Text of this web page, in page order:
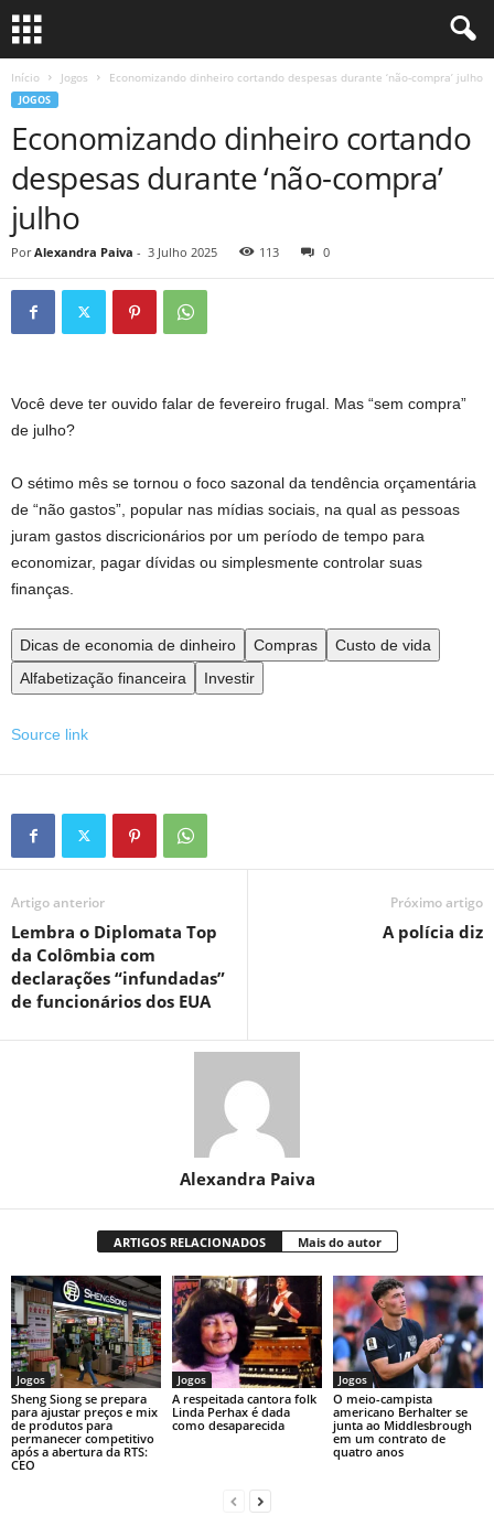
Início Jogos Economizando dinheiro cortando despesas durante ‘não-compra’ julho
JOGOS
Economizando dinheiro cortando
despesas durante ‘não-compra’
julho
Por Alexandra Paiva - 3 Julho 2025 113 0
Você deve ter ouvido falar de fevereiro frugal. Mas “sem compra”
de julho?
O sétimo mês se tornou o foco sazonal da tendência orçamentária
de “não gastos”, popular nas mídias sociais, na qual as pessoas
juram gastos discricionários por um período de tempo para
economizar, pagar dívidas ou simplesmente controlar suas
finanças.
Dicas de economia de dinheiro Compras
Custo de vida
Alfabetização financeira
Investir
Source link
Artigo anterior
Lembra o Diplomata Top
da Colômbia com
declarações “infundadas”
de funcionários dos EUA
Próximo artigo
A polícia diz
Alexandra Paiva
ARTIGOS RELACIONADOS Mais do autor
Jogos
Sheng Siong se prepara
para ajustar preços e mix
de produtos para
permanecer competitivo
após a abertura da RTS:
CEO
Jogos
A respeitada cantora folk
Linda Perhax é dada
como desaparecida
Jogos
O meio-campista
americano Berhalter se
junta ao Middlesbrough
em um contrato de
quatro anos